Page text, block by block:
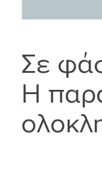
Σε
Η